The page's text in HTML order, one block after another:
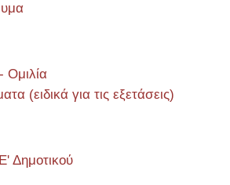
Ομιλία
(ειδικά για τις εξετάσεις)
Δημοτικού